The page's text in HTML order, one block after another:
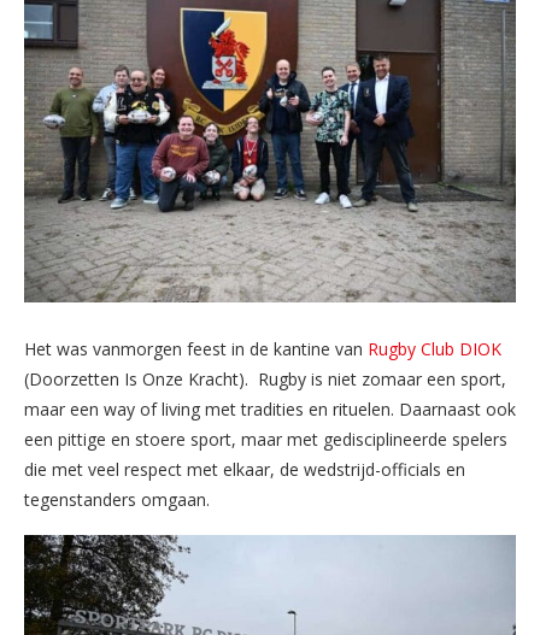
Het was vanmorgen feest in de kantine van Rugby Club DIOK
(Doorzetten Is Onze Kracht). Rugby is niet zomaar een sport,
maar een way of living met tradities en rituelen. Daarnaast ook
een pittige en stoere sport, maar met gedisciplineerde spelers
die met veel respect met elkaar, de wedstrijd-officials en
tegenstanders omgaan.